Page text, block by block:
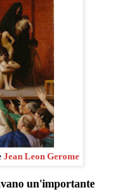
Jean Leon Gerome
un'importante